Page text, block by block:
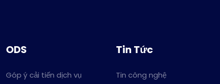
ODS
Góp ý cải tiến dịch vụ
Tin Tức
Tin công nghệ